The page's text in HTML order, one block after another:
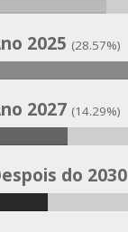
2025 (28.57%)
2027 (14.29%)
do 2030